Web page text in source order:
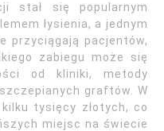
stał się popularnym
łysienia, a jednym
przyciągają pacjentów,
zabiegu może się
od kliniki, metody
graftów. W
tysięcy złotych, co
miejsc na świecie